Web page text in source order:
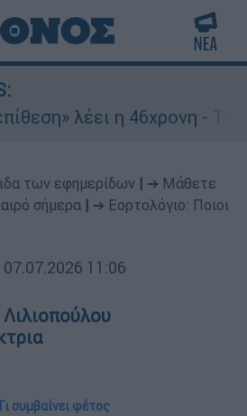
η 46χρονη - Τι
των εφημερίδων
➔ Μάθετε
σήμερα
➔ Εορτολόγιο: Ποιοι
07.07.2026 11:06
συμβαίνει φέτος